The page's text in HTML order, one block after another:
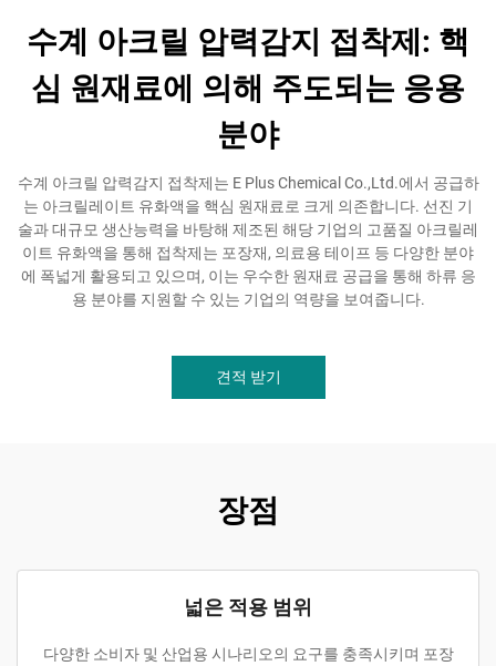
수계 아크릴 압력감지 접착제: 핵
심 원재료에 의해 주도되는 응용
분야
수계 아크릴 압력감지 접착제는 E Plus Chemical Co.,Ltd.에서 공급하
는 아크릴레이트 유화액을 핵심 원재료로 크게 의존합니다. 선진 기
술과 대규모 생산능력을 바탕해 제조된 해당 기업의 고품질 아크릴레
이트 유화액을 통해 접착제는 포장재, 의료용 테이프 등 다양한 분야
에 폭넓게 활용되고 있으며, 이는 우수한 원재료 공급을 통해 하류 응
용 분야를 지원할 수 있는 기업의 역량을 보여줍니다.
견적 받기
장점
넓은 적용 범위
다양한 소비자 및 산업용 시나리오의 요구를 충족시키며 포장